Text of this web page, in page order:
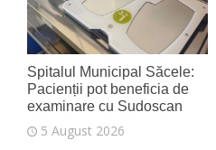
Spitalul Municipal Săcele:
Pacienții pot beneficia de
examinare cu Sudoscan
5 August 2026